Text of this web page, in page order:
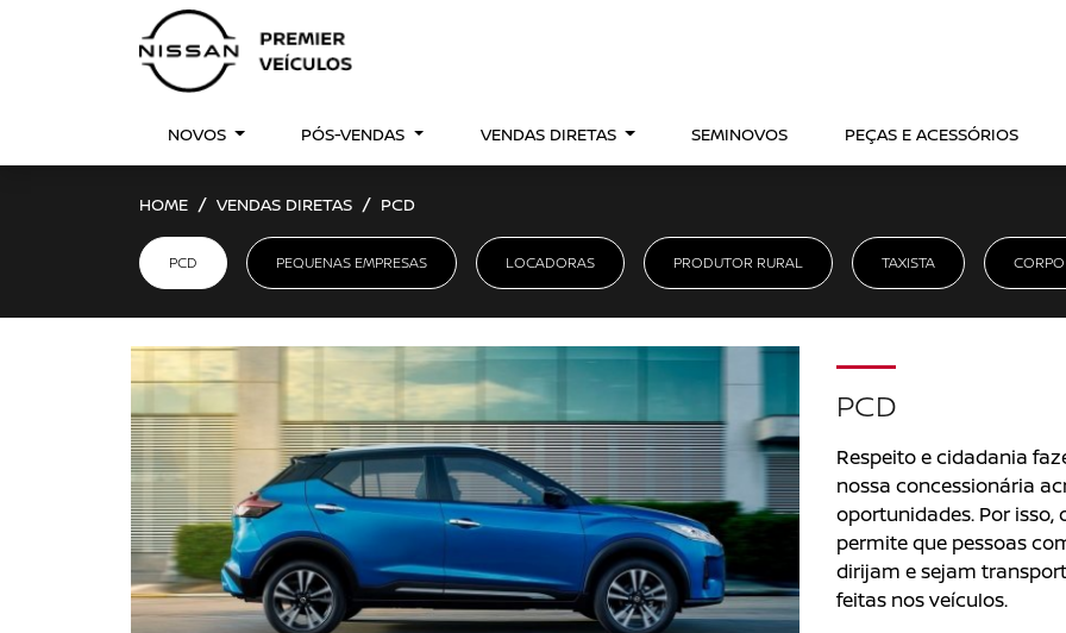
NOVOS PÓS-VENDAS VENDAS DIRETAS SEMINOVOS PEÇAS E ACESSÓRIOS
HOME VENDAS DIRETAS PCD
PCD PEQUENAS EMPRESAS LOCADORAS PRODUTOR RURAL TAXISTA
PCD
Respeito e cidadania
nossa concessionária
oportunidades. Por
permite que pessoas
dirijam e sejam
feitas nos veículos.